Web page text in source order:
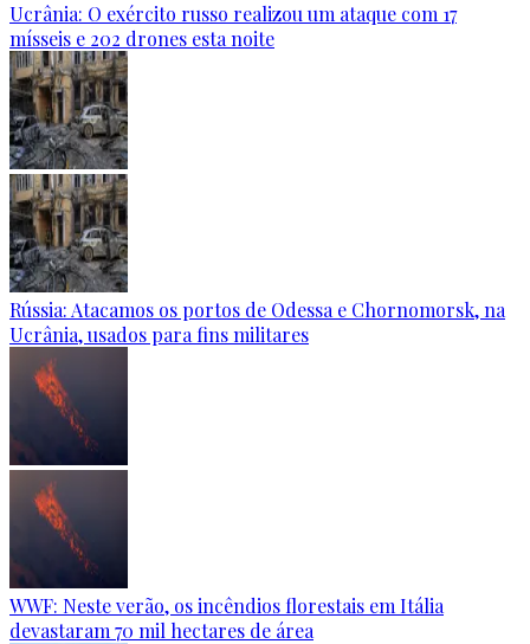
Ucrânia: O exército russo realizou um ataque com 17
mísseis e 202 drones esta noite
Rússia: Atacamos os portos de Odessa e Chornomorsk, na
Ucrânia, usados para fins militares
WWF: Neste verão, os incêndios florestais em Itália
devastaram 70 mil hectares de área